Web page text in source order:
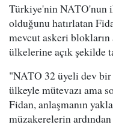
Türkiye'nin NATO'nun
olduğunu hatırlatan
mevcut askeri
ülkelerine açık şekilde
"NATO 32 üyeli dev
ülkeyle mütevazı ama
Fidan, anlaşmanın
müzakerelerin